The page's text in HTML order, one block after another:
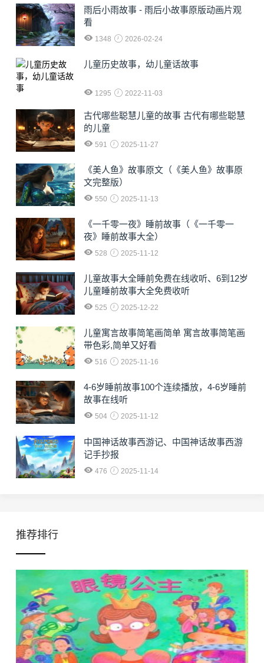
雨后小雨故事 - 雨后小故事原版动画片观
看
1348 2026-02-24
儿童历史故事，幼儿童话故事
1295 2022-11-03
古代哪些聪慧儿童的故事 古代有哪些聪慧
的儿童
591 2025-11-27
《美人鱼》故事原文（《美人鱼》故事原
文完整版）
550 2025-11-13
《一千零一夜》睡前故事（《一千零一
夜》睡前故事大全）
528 2025-11-12
儿童故事大全睡前免费在线收听、6到12岁
儿童睡前故事大全免费收听
525 2025-12-22
儿童寓言故事简笔画简单 寓言故事简笔画
带色彩,简单又好看
516 2025-11-16
4-6岁睡前故事100个连续播放，4-6岁睡前
故事在线听
504 2025-11-12
中国神话故事西游记、中国神话故事西游
记手抄报
476 2025-11-14
推荐排行